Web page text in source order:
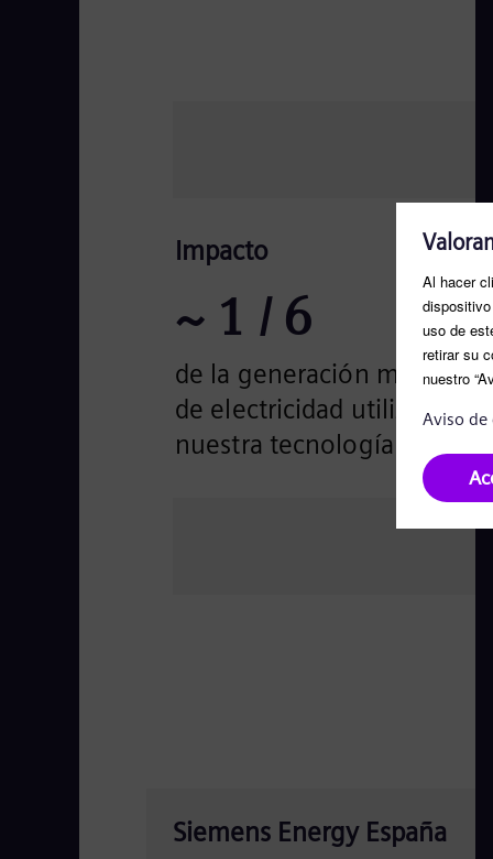
Impacto
~ 1 / 6
de la generación mundial
de electricidad utiliza
nuestra tecnología
Siemens Energy España